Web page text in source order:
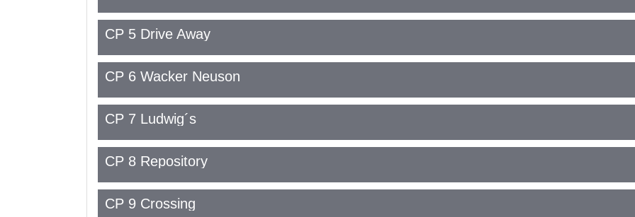
CP 5 Drive Away
CP 6 Wacker Neuson
CP 7 Ludwig´s
CP 8 Repository
CP 9 Crossing